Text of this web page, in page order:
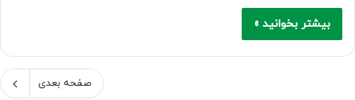
بیشتر بخوانید »
صفحه بعدی